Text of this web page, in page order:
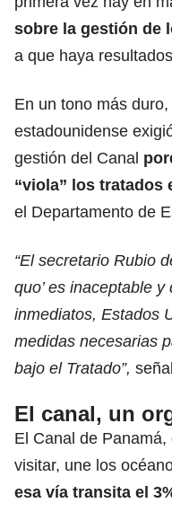
sobre la gestión de
a que haya
En un tono más
estadounidense
gestión del Canal
“viola” los tratados
el Departamento de
“El secretario Rubio
quo’ es inaceptable
inmediatos, Estados
medidas necesarias
bajo el Tratado”,
El canal, un
El Canal de
visitar, une los
esa vía transita el